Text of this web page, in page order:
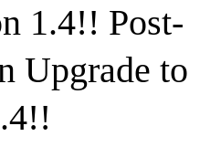
1.4!! Post-
Upgrade to